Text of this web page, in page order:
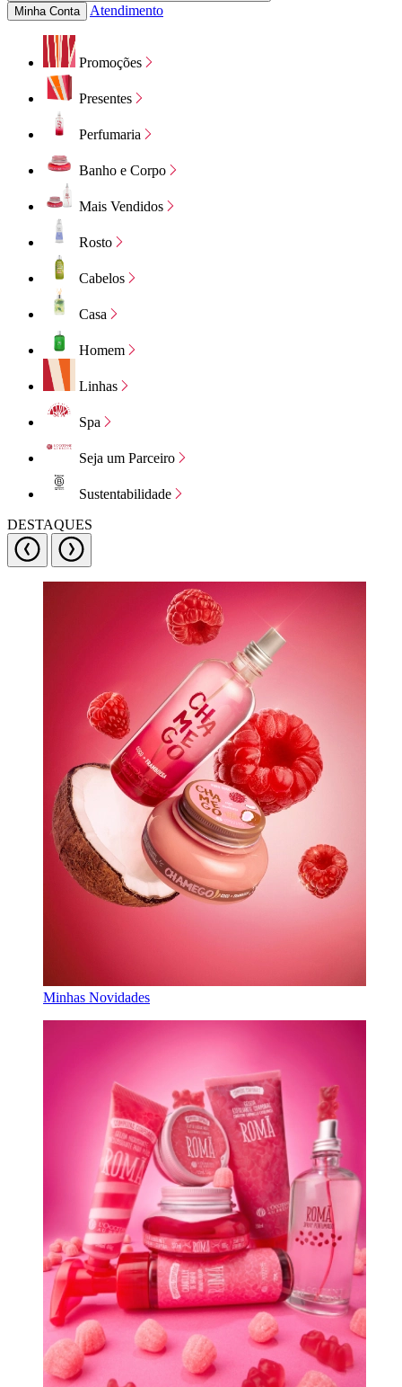
Minha Conta Atendimento
Promoções
Presentes
Perfumaria
Banho e Corpo
Mais Vendidos
Rosto
Cabelos
Casa
Homem
Linhas
Spa
Seja um Parceiro
Sustentabilidade
DESTAQUES
Minhas Novidades